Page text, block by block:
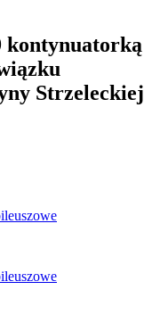
kontynuatorką
Strzeleckiej